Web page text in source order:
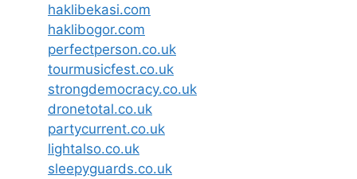
haklibekasi.com
haklibogor.com
perfectperson.co.uk
tourmusicfest.co.uk
strongdemocracy.co.uk
dronetotal.co.uk
partycurrent.co.uk
lightalso.co.uk
sleepyguards.co.uk